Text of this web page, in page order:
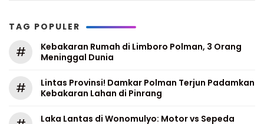
TAG POPULER
#
Kebakaran Rumah di Limboro Polman, 3 Orang
Meninggal Dunia
#
Lintas Provinsi! Damkar Polman Terjun Padamkan
Kebakaran Lahan di Pinrang
Laka Lantas di Wonomulyo: Motor vs Sepeda